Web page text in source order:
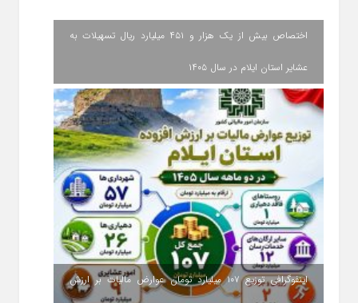
اختصاص بیش از یک هزار و ۴۵۱ میلیارد ریال تسهیلات به
عشایر استان ایلام در سال ۱۴۰۵
اینفوگرافی توزیع ۱۰۷ میلیارد تومان عوارض مالیات بر ارزش